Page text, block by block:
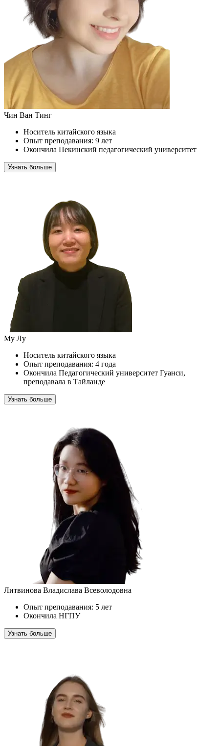
Чин Ван Тинг
Носитель китайского языка
Опыт преподавания: 9 лет
Окончила Пекинский педагогический университет
Узнать больше
Му Лу
Носитель китайского языка
Опыт преподавания: 4 года
Окончила Педагогический университет Гуанси,
преподавала в Тайланде
Узнать больше
Литвинова Владислава Всеволодовна
Опыт преподавания: 5 лет
Окончила НГПУ
Узнать больше